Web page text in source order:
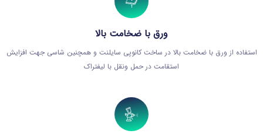
ورق با ضخامت بالا
استفاده از ورق با ضخامت بالا در ساخت کانوپی سایلنت و همچنین شاسی جهت افزایش
استقامت در حمل ونقل با لیفتراک